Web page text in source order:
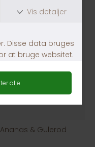
& Gulerod